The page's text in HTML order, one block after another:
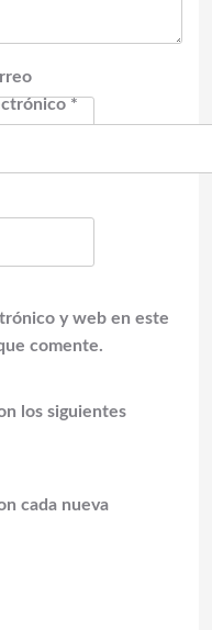
*
y web en este
comente.
los siguientes
cada nueva